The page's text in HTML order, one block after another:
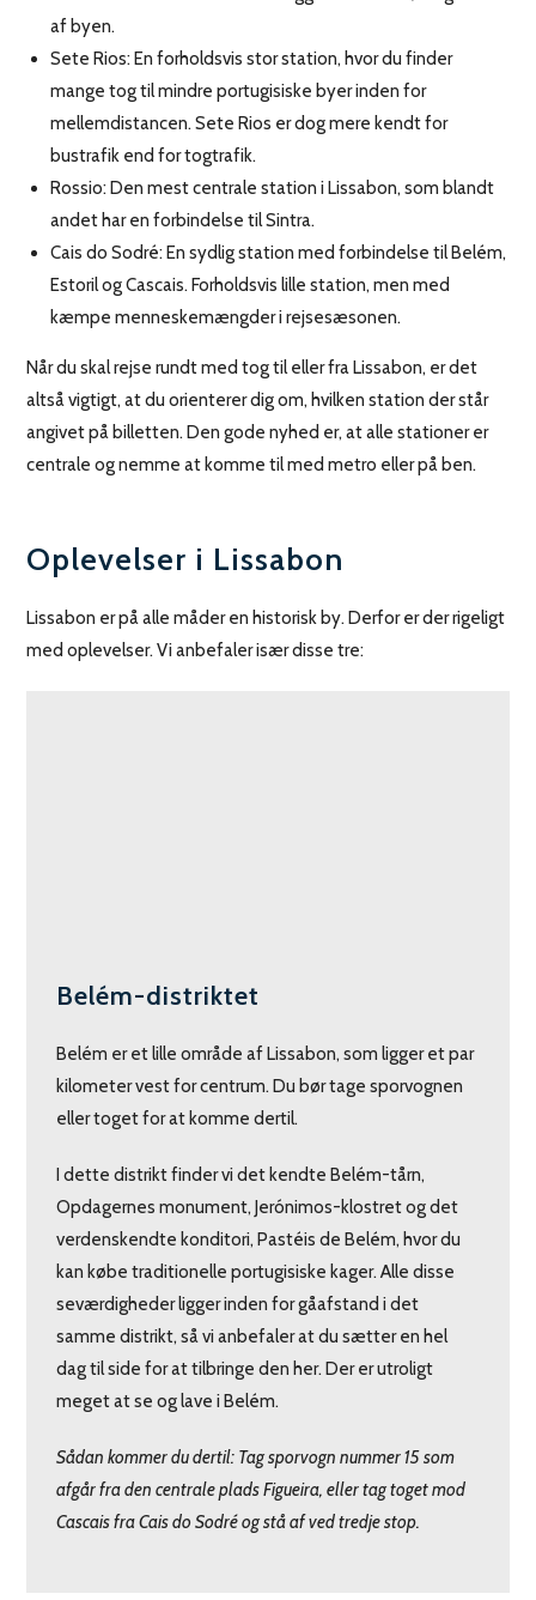
af byen.
Sete Rios: En forholdsvis stor station, hvor du finder
mange tog til mindre portugisiske byer inden for
mellemdistancen. Sete Rios er dog mere kendt for
bustrafik end for togtrafik.
Rossio: Den mest centrale station i Lissabon, som blandt
andet har en forbindelse til Sintra.
Cais do Sodré: En sydlig station med forbindelse til Belém,
Estoril og Cascais. Forholdsvis lille station, men med
kæmpe menneskemængder i rejsesæsonen.
Når du skal rejse rundt med tog til eller fra Lissabon, er det
altså vigtigt, at du orienterer dig om, hvilken station der står
angivet på billetten. Den gode nyhed er, at alle stationer er
centrale og nemme at komme til med metro eller på ben.
Oplevelser i Lissabon
Lissabon er på alle måder en historisk by. Derfor er der rigeligt
med oplevelser. Vi anbefaler især disse tre:
Belém-distriktet
Belém er et lille område af Lissabon, som ligger et par
kilometer vest for centrum. Du bør tage sporvognen
eller toget for at komme dertil.
I dette distrikt finder vi det kendte Belém-tårn,
Opdagernes monument, Jerónimos-klostret og det
verdenskendte konditori, Pastéis de Belém, hvor du
kan købe traditionelle portugisiske kager. Alle disse
seværdigheder ligger inden for gåafstand i det
samme distrikt, så vi anbefaler at du sætter en hel
dag til side for at tilbringe den her. Der er utroligt
meget at se og lave i Belém.
Sådan kommer du dertil: Tag sporvogn nummer 15 som
afgår fra den centrale plads Figueira, eller tag toget mod
Cascais fra Cais do Sodré og stå af ved tredje stop.